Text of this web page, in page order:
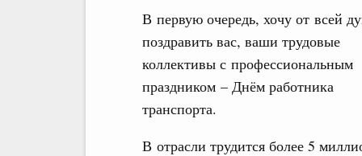
В первую очередь, хочу от всей
поздравить вас, ваши трудовые
коллективы с профессиональным
праздником – Днём работника
транспорта.
В отрасли трудится более 5